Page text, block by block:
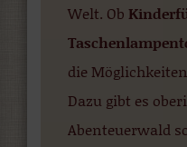
Welt. Ob
die
Dazu gibt es
Abenteuerwald